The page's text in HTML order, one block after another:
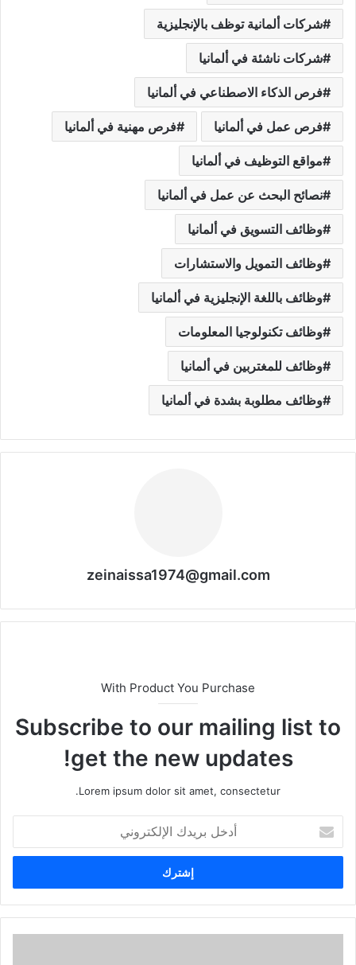
شركات ألمانية توظف بالإنجليزية
شركات ناشئة في ألمانيا
فرص الذكاء الاصطناعي في ألمانيا
فرص عمل في ألمانيا فرص مهنية في ألمانيا
مواقع التوظيف في ألمانيا
نصائح البحث عن عمل في ألمانيا
وظائف التسويق في ألمانيا
وظائف التمويل والاستشارات
وظائف باللغة الإنجليزية في ألمانيا
وظائف تكنولوجيا المعلومات
وظائف للمغتربين في ألمانيا
وظائف مطلوبة بشدة في ألمانيا
zeinaissa1974@gmail.com
With Product You Purchase
Subscribe to our mailing list to
get the new updates!
Lorem ipsum dolor sit amet, consectetur.
بريدك
الإلكتروني